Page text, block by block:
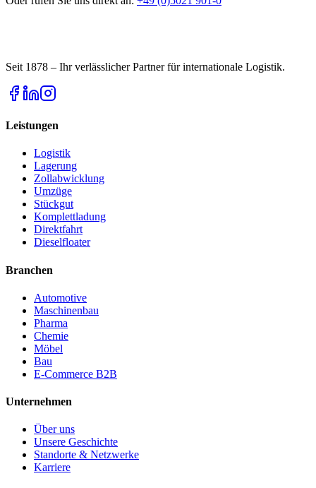
Seit 1878 – Ihr verlässlicher Partner für internationale Logistik.
Leistungen
Logistik
Lagerung
Zollabwicklung
Umzüge
Stückgut
Komplettladung
Direktfahrt
Dieselfloater
Branchen
Automotive
Maschinenbau
Pharma
Chemie
Möbel
Bau
E-Commerce B2B
Unternehmen
Über uns
Unsere Geschichte
Standorte & Netzwerke
Karriere